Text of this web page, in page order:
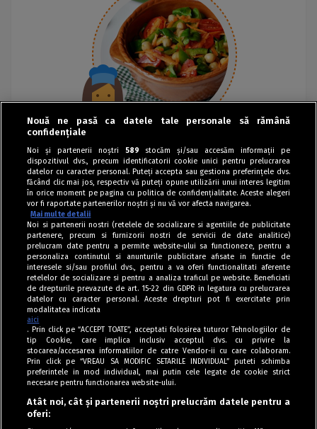
Tag index
Program Antena 1
Nouă ne pasă ca datele tale personale să rămână
confidențiale
Noi și partenerii noștri 589 stocăm și/sau accesăm informații pe
dispozitivul dvs., precum identificatorii cookie unici pentru prelucrarea
datelor cu caracter personal. Puteți accepta sau gestiona preferințele dvs.
făcând clic mai jos, respectiv vă puteți opune utilizării unui interes legitim
în orice moment pe pagina cu politica de confidențialitate. Aceste alegeri
vor fi raportate partenerilor noștri și nu vă vor afecta navigarea.
Mai multe detalii
Noi si partenerii nostri (retelele de socializare si agentiile de publicitate
partenere, precum si furnizorii nostri de servicii de date analitice)
prelucram date pentru a permite website-ului sa functioneze, pentru a
personaliza continutul si anunturile publicitare afisate in functie de
interesele si/sau profilul dvs., pentru a va oferi functionalitati aferente
retelelor de socializare si pentru a analiza traficul pe website. Beneficiati
de drepturile prevazute de art. 15-22 din GDPR in legatura cu prelucrarea
datelor cu caracter personal. Aceste drepturi pot fi exercitate prin
modalitatea indicata
aici
. Prin click pe “ACCEPT TOATE”, acceptati folosirea tuturor Tehnologiilor de
tip Cookie, care implica inclusiv acceptul dvs. cu privire la
stocarea/accesarea informatiilor de catre Vendor-ii cu care colaboram.
Prin click pe “VREAU SA MODIFIC SETARILE INDIVIDUAL” puteti schimba
preferintele in mod individual, mai putin cele legate de cookie strict
necesare pentru functionarea website-ului.
Atât noi, cât și partenerii noștri prelucrăm datele pentru a
oferi: